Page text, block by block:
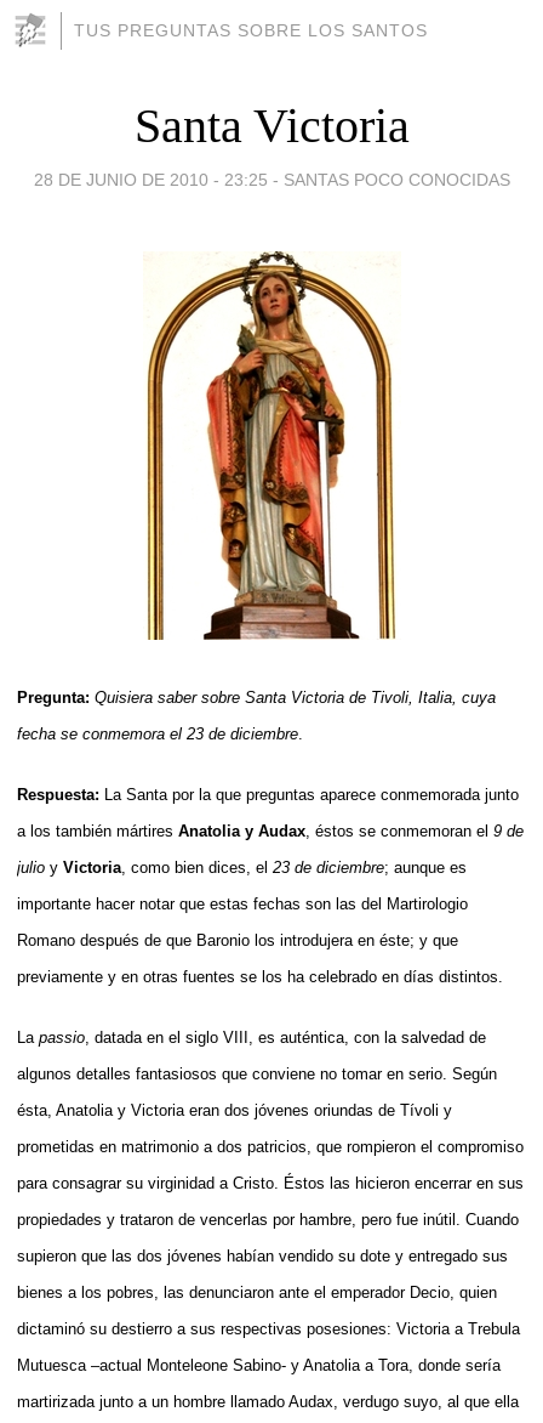
TUS PREGUNTAS SOBRE LOS SANTOS
Santa Victoria
28 DE JUNIO DE 2010 - 23:25 - SANTAS POCO CONOCIDAS
Pregunta: Quisiera saber sobre Santa Victoria de Tivoli, Italia, cuya
fecha se conmemora el 23 de diciembre
Respuesta:
La Santa por la que preguntas aparece conmemorada junto
a los también mártires Anatolia y Audax , éstos se conmemoran el 9 de
julio y Victoria , como bien dices, el 23 de diciembre; aunque es
importante hacer notar que estas fechas son las del Martirologio
Romano después de que Baronio los introdujera en éste; y que
previamente y en otras fuentes se los ha celebrado en días distintos.
La passio , datada en el siglo VIII, es auténtica, con la salvedad de
algunos detalles fantasiosos que conviene no tomar en serio. Según
ésta, Anatolia y Victoria eran dos jóvenes oriundas de Tívoli y
prometidas en matrimonio a dos patricios, que rompieron el compromiso
para consagrar su virginidad a Cristo. Éstos las hicieron encerrar en sus
propiedades y trataron de vencerlas por hambre, pero fue inútil. Cuando
supieron que las dos jóvenes habían vendido su dote y entregado sus
bienes a los pobres, las denunciaron ante el emperador Decio, quien
dictaminó su destierro a sus respectivas posesiones: Victoria a Trebula
Mutuesca –actual Monteleone Sabino- y Anatolia a Tora, donde sería
martirizada junto a un hombre llamado Audax, verdugo suyo, al que ella